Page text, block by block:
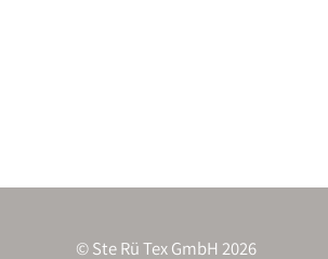
© Ste Rü Tex GmbH 2026